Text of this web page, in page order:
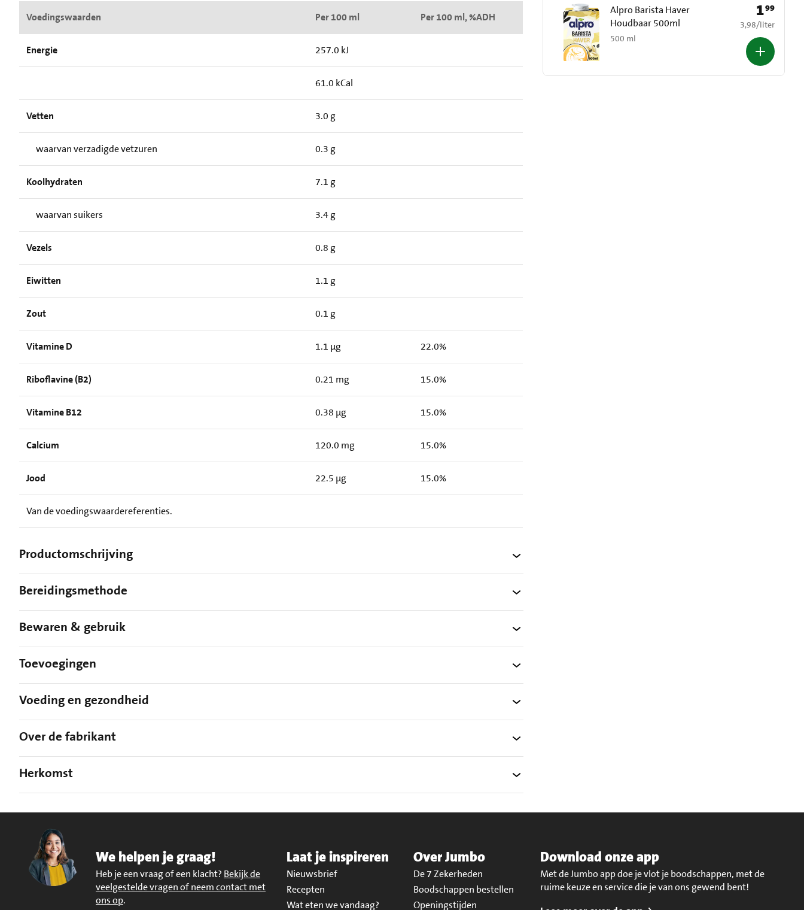
Voedingswaarden Per 100 ml Per 100 ml, %ADH
Energie 257.0 kJ
61.0 kCal
Vetten 3.0 g
waarvan verzadigde vetzuren 0.3 g
Koolhydraten 7.1 g
waarvan suikers 3.4 g
Vezels 0.8 g
Eiwitten 1.1 g
Zout 0.1 g
Vitamine D 1.1 µg 22.0%
Riboflavine (B2) 0.21 mg 15.0%
Vitamine B12 0.38 µg 15.0%
Calcium 120.0 mg 15.0%
Jood 22.5 µg 15.0%
Van de voedingswaardereferenties.
Productomschrijving
Bereidingsmethode
Bewaren & gebruik
Toevoegingen
Voeding en gezondheid
Over de fabrikant
Herkomst
Alpro Barista Haver
Houdbaar 500ml
500 ml
Prijs: € 1,99
199
€ 3,98 per liter
3,98/liter
We helpen je graag!
Heb je een vraag of een klacht? Bekijk de
veelgestelde vragen of neem contact met
ons op.
Laat je inspireren
Nieuwsbrief
Recepten
Wat eten we vandaag?
Over Jumbo
De 7 Zekerheden
Boodschappen bestellen
Openingstijden
Download onze app
Met de Jumbo app doe je vlot je boodschappen, met de
ruime keuze en service die je van ons gewend bent!